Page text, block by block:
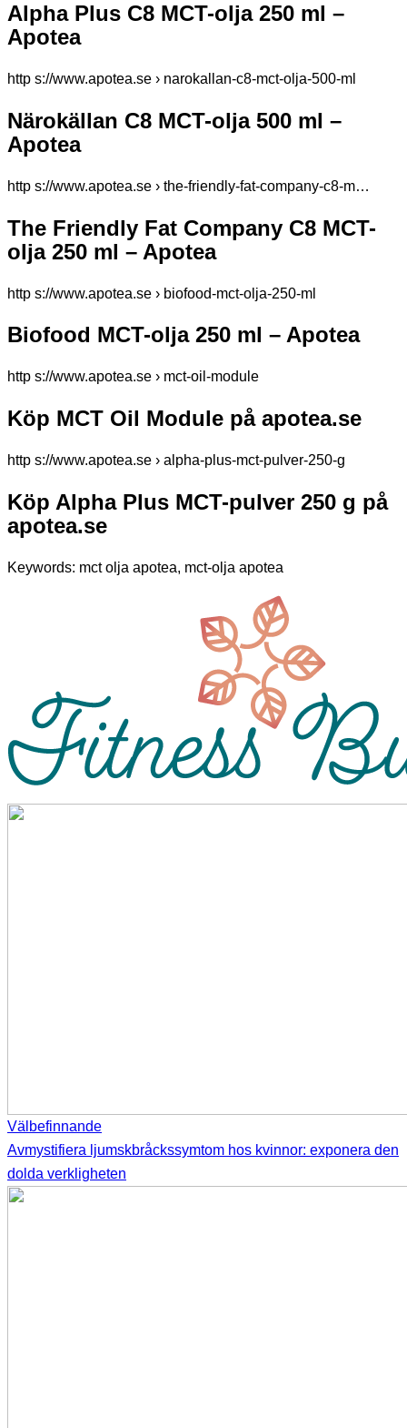
Alpha Plus C8 MCT-olja 250 ml –
Apotea
http s://www.apotea.se › narokallan-c8-mct-olja-500-ml
Närokällan C8 MCT-olja 500 ml –
Apotea
http s://www.apotea.se › the-friendly-fat-company-c8-m…
The Friendly Fat Company C8 MCT-
olja 250 ml – Apotea
http s://www.apotea.se › biofood-mct-olja-250-ml
Biofood MCT-olja 250 ml – Apotea
http s://www.apotea.se › mct-oil-module
Köp MCT Oil Module på apotea.se
http s://www.apotea.se › alpha-plus-mct-pulver-250-g
Köp Alpha Plus MCT-pulver 250 g på
apotea.se
Keywords: mct olja apotea, mct-olja apotea
Välbefinnande
Avmystifiera ljumskbråckssymtom hos kvinnor: exponera den
dolda verkligheten